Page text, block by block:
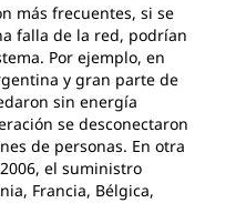
más frecuentes, si se
falla de la red, podrían
Por ejemplo, en
y gran parte de
sin energía
se desconectaron
de personas. En otra
el suministro
Francia, Bélgica,